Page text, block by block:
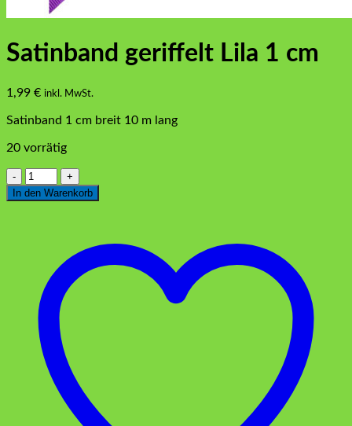
Satinband geriffelt Lila 1 cm
1,99 € inkl. MwSt.
Satinband 1 cm breit 10 m lang
20 vorrätig
Satinband
geriffelt
Lila
In den Warenkorb